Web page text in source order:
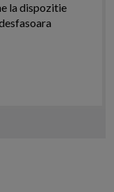
la dispozitie